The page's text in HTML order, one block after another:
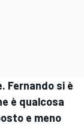
Fernando si è
è qualcosa
e meno